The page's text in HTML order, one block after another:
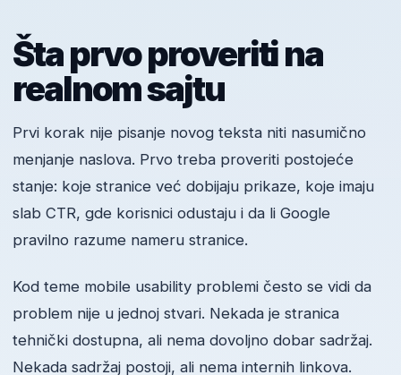
Šta prvo proveriti na
realnom sajtu
Prvi korak nije pisanje novog teksta niti nasumično
menjanje naslova. Prvo treba proveriti postojeće
stanje: koje stranice već dobijaju prikaze, koje imaju
slab CTR, gde korisnici odustaju i da li Google
pravilno razume nameru stranice.
Kod teme mobile usability problemi često se vidi da
problem nije u jednoj stvari. Nekada je stranica
tehnički dostupna, ali nema dovoljno dobar sadržaj.
Nekada sadržaj postoji, ali nema internih linkova.